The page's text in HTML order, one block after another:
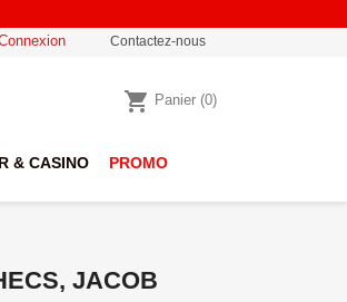
Contactez-nous
shopping_cart Panier (0)
& CASINO PROMO
JACOB